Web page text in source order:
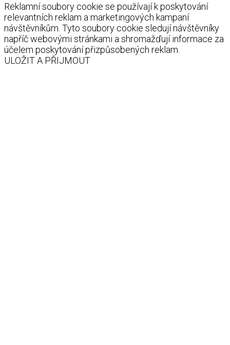
Reklamní soubory cookie se používají k poskytování
relevantních reklam a marketingových kampaní
návštěvníkům. Tyto soubory cookie sledují návštěvníky
napříč webovými stránkami a shromažďují informace za
účelem poskytování přizpůsobených reklam.
ULOŽIT A PŘIJMOUT